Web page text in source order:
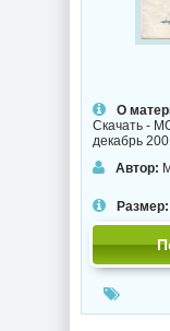
О
Скачать -
декабрь
Автор:
Размер: